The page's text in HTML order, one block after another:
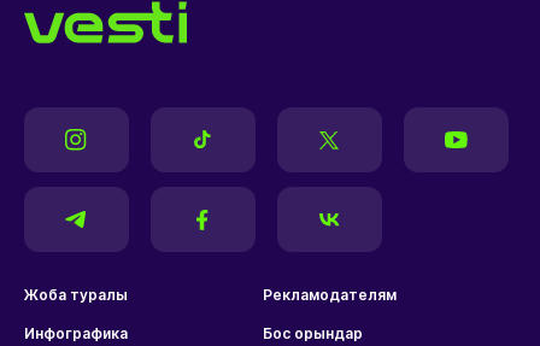
Жоба туралы Рекламодателям
Инфографика Бос орындар